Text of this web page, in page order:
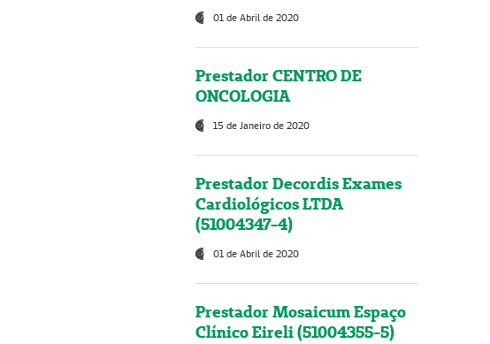
01 de Abril de 2020
Prestador CENTRO DE
ONCOLOGIA
15 de Janeiro de 2020
Prestador Decordis Exames
Cardiológicos LTDA
(51004347-4)
01 de Abril de 2020
Prestador Mosaicum Espaço
Clínico Eireli (51004355-5)